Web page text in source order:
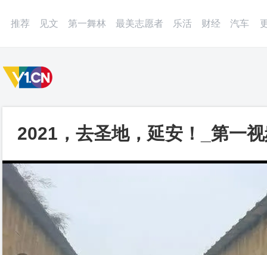
推荐 见文 第一舞林 最美志愿者 乐活 财经 汽车
2021，去圣地，延安！_第一